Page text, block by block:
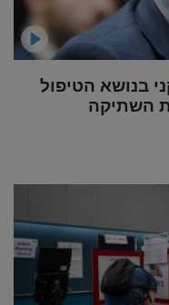
בנושא הטיפול
השתיקה